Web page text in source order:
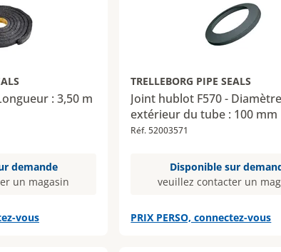
: 3,50 m
demande
un magasin
vous
TRELLEBORG PIPE SEALS
Joint hublot F570 - Diamètre
extérieur du tube : 100 mm
Réf. 52003571
Disponible sur
veuillez contacter un
PRIX PERSO, connectez-vous